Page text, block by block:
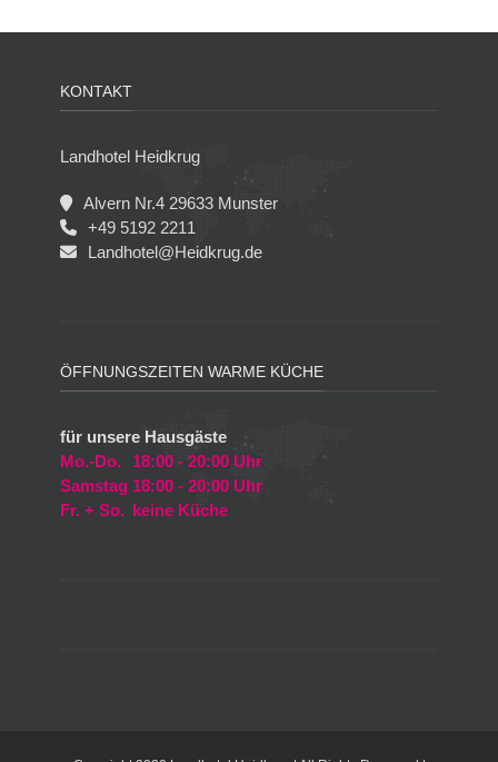
KONTAKT
Landhotel Heidkrug
Alvern Nr.4 29633 Munster
+49 5192 2211
Landhotel@Heidkrug.de
ÖFFNUNGSZEITEN WARME KÜCHE
für unsere Hausgäste
Mo.-Do.
18:00 - 20:00 Uhr
Samstag 18:00 - 20:00 Uhr
Fr. + So. keine Küche